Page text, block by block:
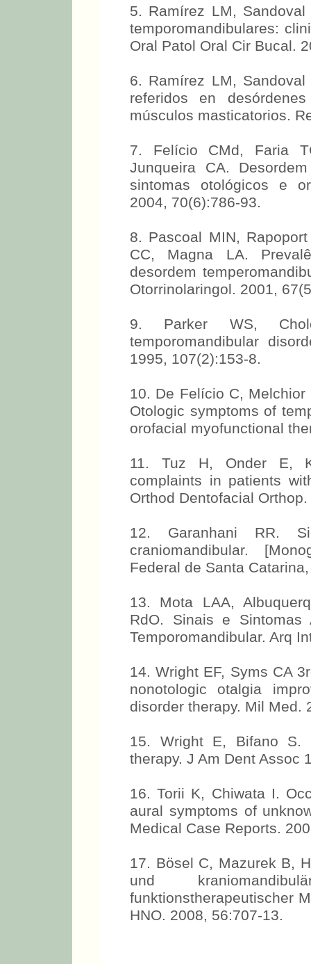
5. Ramírez LM,
temporomandibulares:
Oral Patol Oral Cir Bucal.
6. Ramírez LM,
referidos en desórdenes
músculos masticatorios.
7. Felício CMd, Faria
Junqueira CA.
sintomas otológicos e
2004, 70(6):786-93.
8. Pascoal MIN,
CC, Magna LA.
desordem
Otorrinolaringol. 2001,
9. Parker WS,
temporomandibular
1995, 107(2):153-8.
10. De Felício C,
Otologic symptoms of
orofacial myofunctional
11. Tuz H, Onder E,
complaints in patients
Orthod Dentofacial
12. Garanhani RR.
craniomandibular.
Federal de Santa
13. Mota LAA,
RdO. Sinais e Sintomas
Temporomandibular. Arq
14. Wright EF, Syms CA
nonotologic otalgia
disorder therapy. Mil Med.
15. Wright E, Bifano S.
therapy. J Am Dent Assoc
16. Torii K, Chiwata I.
aural symptoms of
Medical Case Reports.
17. Bösel C, Mazurek B,
und
funktionstherapeutischer
HNO. 2008, 56:707-13.